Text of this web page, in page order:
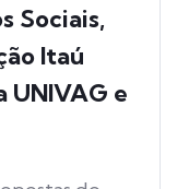
Sociais,
Itaú
UNIVAG e